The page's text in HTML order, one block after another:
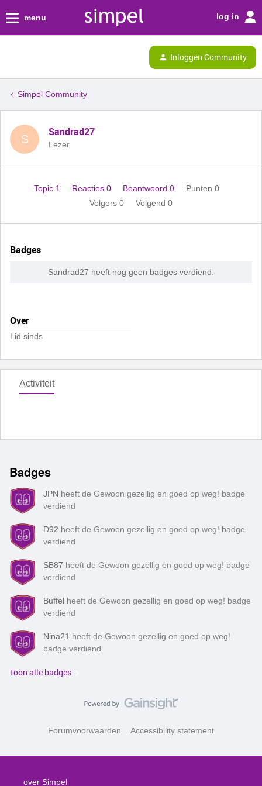
menu log in
Inloggen Community
Simpel Community
S
Sandrad27
Lezer
Topic 1 Reacties 0 Beantwoord 0
Punten 0
Volgers 0 Volgend 0
Badges
Sandrad27 heeft nog geen badges verdiend.
Over
Lid sinds
Activiteit
Badges
JPN heeft de Gewoon gezellig en goed op weg! badge
verdiend
D92 heeft de Gewoon gezellig en goed op weg! badge
verdiend
SB87 heeft de Gewoon gezellig en goed op weg! badge
verdiend
Buffel heeft de Gewoon gezellig en goed op weg! badge
verdiend
Nina21 heeft de Gewoon gezellig en goed op weg!
badge verdiend
Toon alle badges
Forumvoorwaarden Accessibility statement
over Simpel